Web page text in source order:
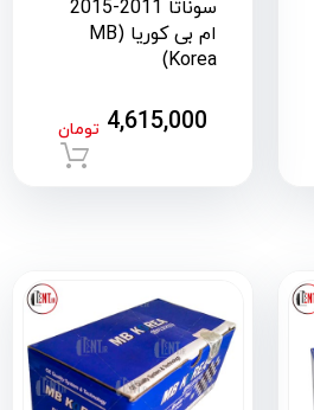
سوناتا 2011-2015
ام بی کوریا (MB
Korea)
4,615,000 تومان